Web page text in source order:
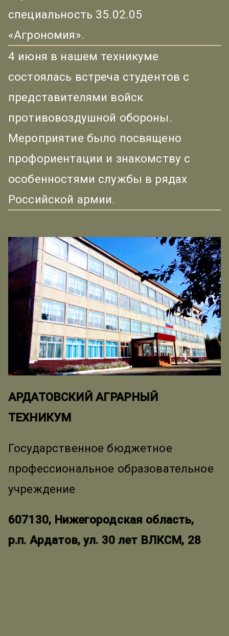
специальность 35.02.05
«Агрономия».
4 июня в нашем техникуме
состоялась встреча студентов с
представителями войск
противовоздушной обороны.
Мероприятие было посвящено
профориентации и знакомству с
особенностями службы в рядах
Российской армии.
АРДАТОВСКИЙ АГРАРНЫЙ
ТЕХНИКУМ
Государственное бюджетное
профессиональное образовательное
учреждение
607130, Нижегородская область,
р.п. Ардатов, ул. 30 лет ВЛКСМ, 28